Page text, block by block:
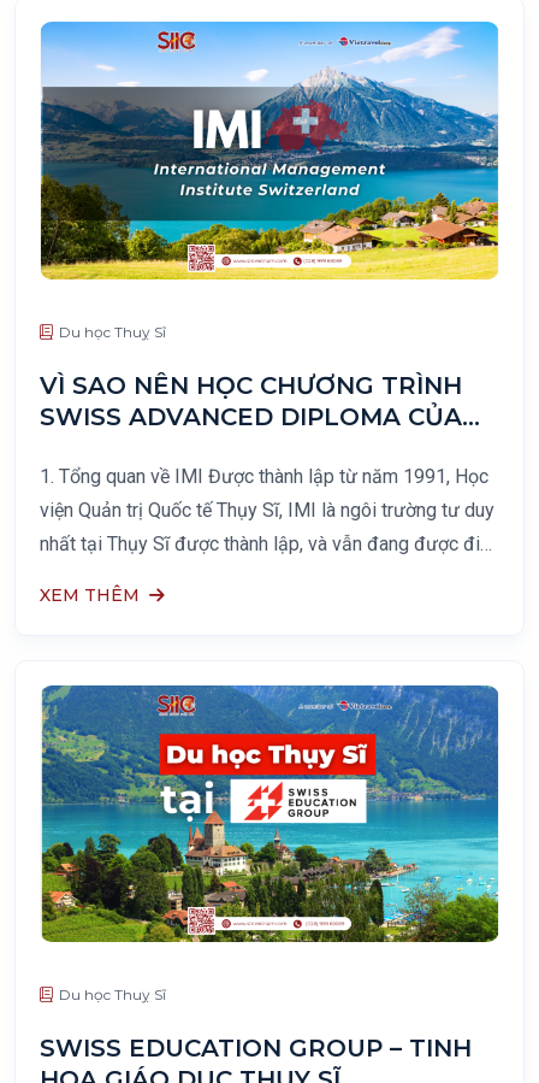
Du học Thuỵ Sĩ
VÌ SAO NÊN HỌC CHƯƠNG TRÌNH
SWISS ADVANCED DIPLOMA CỦA
SẠN TẠI IMI?
1. Tổng quan về IMI Được thành lập từ năm 1991, Học
viện Quản trị Quốc tế Thụy Sĩ, IMI là ngôi trường tư duy
nhất tại Thụy Sĩ được thành lập, và vẫn đang được điều
XEM THÊM
Du học Thuỵ Sĩ
SWISS EDUCATION GROUP – TINH